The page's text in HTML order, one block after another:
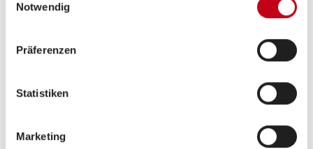
Notwendig
Präferenzen
Statistiken
Marketing
Tag